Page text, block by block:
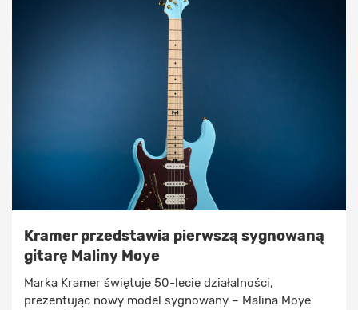
Kramer przedstawia pierwszą sygnowaną
gitarę Maliny Moye
Marka Kramer świętuje 50-lecie działalności,
prezentując nowy model sygnowany – Malina Moye